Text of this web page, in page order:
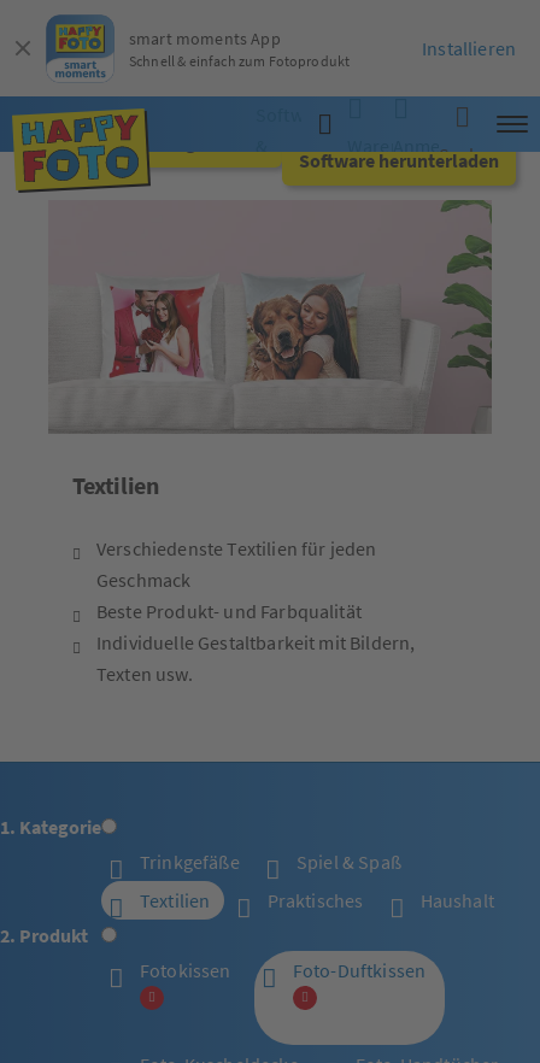
Software
App
WarenkorbAnmelden
Suche
Textilien
Verschiedenste Textilien für jeden
Geschmack
Beste Produkt- und Farbqualität
Individuelle Gestaltbarkeit mit Bildern,
Texten usw.
1. Kategorie
Trinkgefäße
Spiel & Spaß
Textilien
Praktisches
Haushalt
2. Produkt
Fotokissen
Foto-Duftkissen
Jetzt online gestalten
Software herunterladen
smart moments App
Schnell & einfach zum Fotoprodukt
Installieren